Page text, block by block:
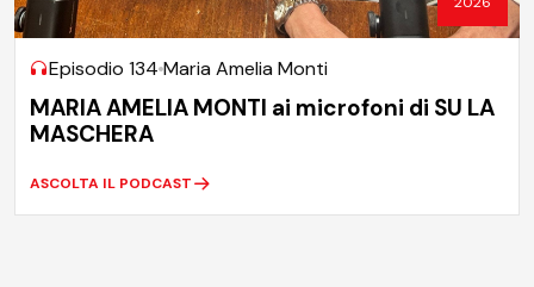
Episodio 134 Maria Amelia Monti
MARIA AMELIA MONTI ai microfoni di SU LA
MASCHERA
ASCOLTA IL PODCAST